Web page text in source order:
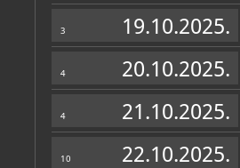
3 19.10.2025.
4 20.10.2025.
4 21.10.2025.
10 22.10.2025.